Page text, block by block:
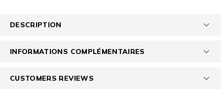
DESCRIPTION
INFORMATIONS COMPLÉMENTAIRES
CUSTOMERS REVIEWS